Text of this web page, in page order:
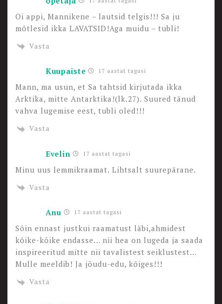
Oi appi, Mannikene – lautsid telgis!!! Sa ju
mõtlesid ikka LAVATSID!Aga muidu – tubli!
Vasta
Kuupaiste 17 aastat tagasi
Mann, ma usun, et Sa tahtsid kirjutada ikka
Arktika, mitte Antarktika!(lk.27). Suured tänud
vahva lugemise eest, tubli oled!!!
Vasta
Evelin 17 aastat tagasi
Minu uus lemmikraamat. Lihtsalt suurepärane.
Vasta
Anu 17 aastat tagasi
Sõin ennast justkui raamatust läbi,ahmidest
kõike-kõike endasse… nii hea on lugeda ja saada
inspireeritud mitte nii tavalistest seiklustest…
Mulle meeldib! Ja jõudu-edu, kõiges!!!
Vasta